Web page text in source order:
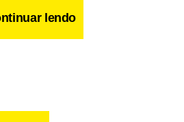
e restaurantes (16%). A nota
lendo